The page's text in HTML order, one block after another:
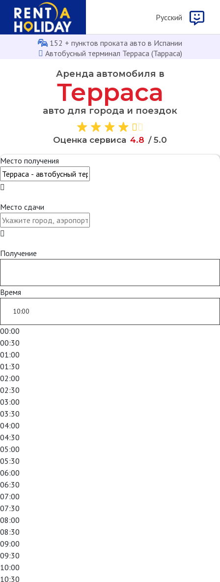
Русcкий
152 + пунктов проката авто в Испании
Автобусный терминал Терраса (Тарраса)
Аренда автомобиля в
Терраса
авто для города и поездок
Оценка сервиса 4.8 / 5.0
Место получения
Место сдачи
Получение
Время
00:00
00:30
01:00
01:30
02:00
02:30
03:00
03:30
04:00
04:30
05:00
05:30
06:00
06:30
07:00
07:30
08:00
08:30
09:00
09:30
10:00
10:30